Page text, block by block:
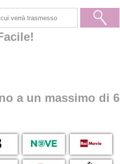
a un massimo di 6